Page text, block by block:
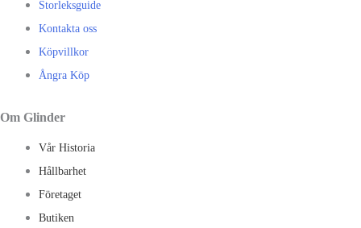
Storleksguide
Kontakta oss
Köpvillkor
Ångra Köp
Om Glinder
Vår Historia
Hållbarhet
Företaget
Butiken